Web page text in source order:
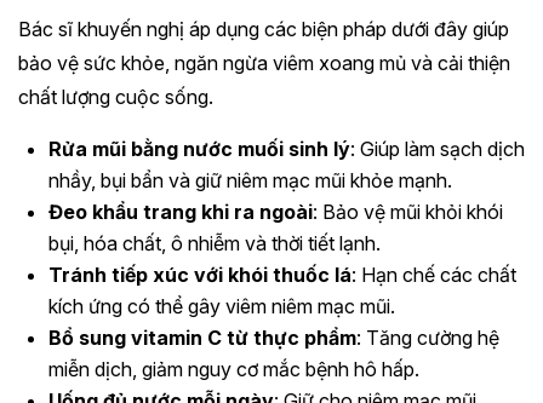
Bác sĩ khuyến nghị áp dụng các biện pháp dưới đây giúp
bảo vệ sức khỏe, ngăn ngừa viêm xoang mủ và cải thiện
chất lượng cuộc sống.
Rửa mũi bằng nước muối sinh lý: Giúp làm sạch dịch
nhầy, bụi bẩn và giữ niêm mạc mũi khỏe mạnh.
Đeo khẩu trang khi ra ngoài: Bảo vệ mũi khỏi khói
bụi, hóa chất, ô nhiễm và thời tiết lạnh.
Tránh tiếp xúc với khói thuốc lá: Hạn chế các chất
kích ứng có thể gây viêm niêm mạc mũi.
Bổ sung vitamin C từ thực phẩm: Tăng cường hệ
miễn dịch, giảm nguy cơ mắc bệnh hô hấp.